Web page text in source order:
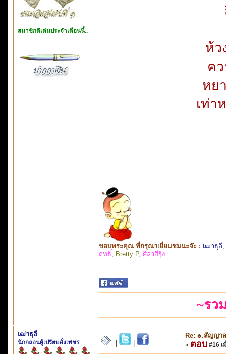
สมาชิกดีเด่นประจำเดือนนี้..
ห้ว
ค
หย
เท่า
ขอบพระคุณ ที่กรุณาเยี่ยมชมนะจ๊ะ : เฒ่าธุลี
ฤทธิ์
Bretty P, ศิลาสีรุ้ง
~รว
เฒ่าธุลี
นักกลอนผู้เปรียบดั่งเพชร
Re: ♣.สัญญา
« ตอบ #16 เ